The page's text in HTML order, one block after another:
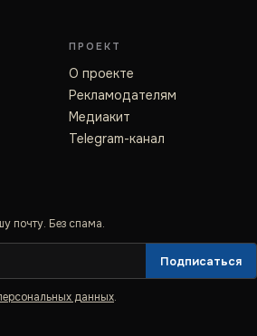
ПРОЕКТ
О проекте
Рекламодателям
Медиакит
Telegram-канал
почту. Без спама.
Подписаться
данных.